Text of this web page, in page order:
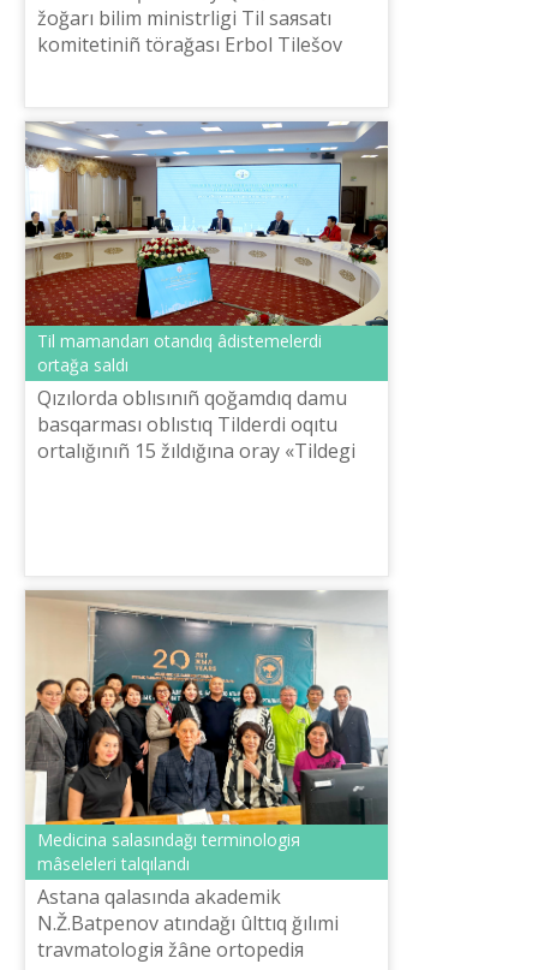
žoğarı bіlіm ministrlіgі Tіl saяsatı
komitetіnіñ törağası Erbol Tіlešov
Tіl mamandarı otandıq âdіstemelerdі
ortağa saldı
Qızılorda oblısınıñ qoğamdıq damu
basqarması oblıstıq Tіlderdі oqıtu
ortalığınıñ 15 žıldığına oray «Tіldegі
Medicina salasındağı terminologiя
mâselelerі talqılandı
Astana qalasında akademik
N.Ž.Batpenov atındağı ûlttıq ğılımi
travmatologiя žâne ortopediя